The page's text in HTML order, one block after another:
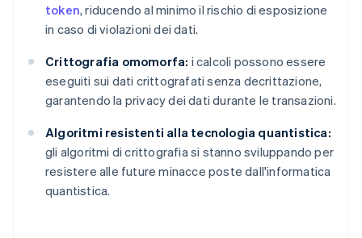
token, riducendo al minimo il rischio di esposizione
in caso di violazioni dei dati.
Crittografia omomorfa: i calcoli possono essere
eseguiti sui dati crittografati senza decrittazione,
garantendo la privacy dei dati durante le transazioni.
Algoritmi resistenti alla tecnologia quantistica:
gli algoritmi di crittografia si stanno sviluppando per
resistere alle future minacce poste dall'informatica
quantistica.